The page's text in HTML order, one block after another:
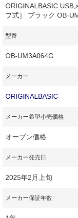
ORIGINALBASIC USB
プ式］ ブラック OB-
型番
OB-UM3A064G
メーカー
ORIGINALBASIC
メーカー希望小売価格
オープン価格
メーカー発売日
2025年2月上旬
メーカー保証年数